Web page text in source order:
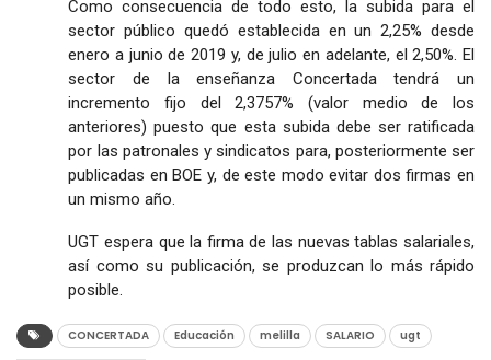
Como consecuencia de todo esto, la subida para el
sector público quedó establecida en un 2,25% desde
enero a junio de 2019 y, de julio en adelante, el 2,50%. El
sector de la enseñanza Concertada tendrá un
incremento fijo del 2,3757% (valor medio de los
anteriores) puesto que esta subida debe ser ratificada
por las patronales y sindicatos para, posteriormente ser
publicadas en BOE y, de este modo evitar dos firmas en
un mismo año.
UGT espera que la firma de las nuevas tablas salariales,
así como su publicación, se produzcan lo más rápido
posible.
CONCERTADA Educación melilla SALARIO ugt